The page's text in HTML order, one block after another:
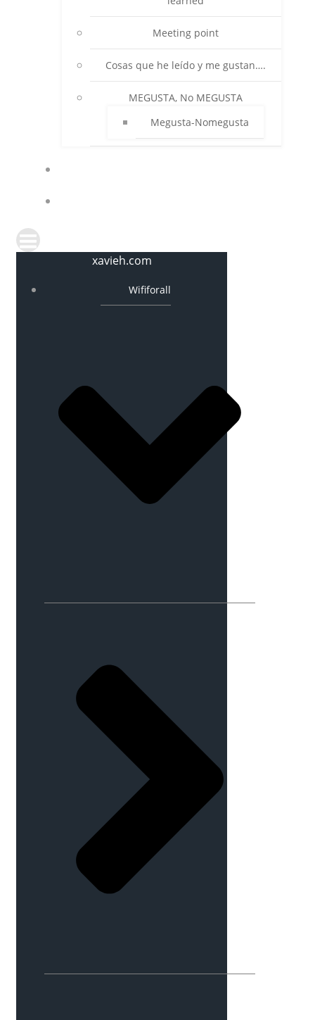
Meeting point
Cosas que he leído y me gustan….
MEGUSTA, No MEGUSTA
Megusta-Nomegusta
xavieh.com
Wififorall